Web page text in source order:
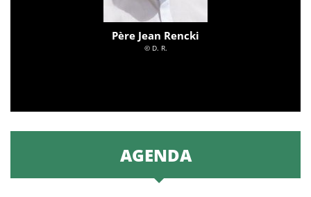
Père Jean Rencki
© D. R.
AGENDA